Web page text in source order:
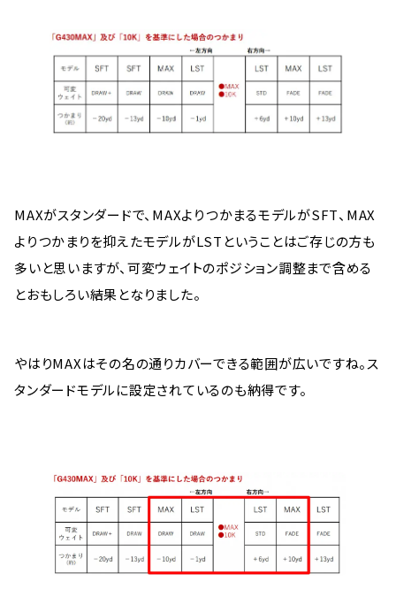
MAXがスタンダードで、MAXよりつかまるモデルがSFT、MAX
よりつかまりを抑えたモデルがLSTということはご存じの方も
多いと思いますが、可変ウェイトのポジション調整まで含める
とおもしろい結果となりました。
やはりMAXはその名の通りカバーできる範囲が広いですね。ス
タンダードモデルに設定されているのも納得です。